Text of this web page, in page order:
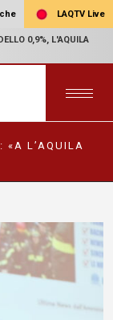
LAQTV Live
0,9%, L'AQUILA
«A L’AQUILA